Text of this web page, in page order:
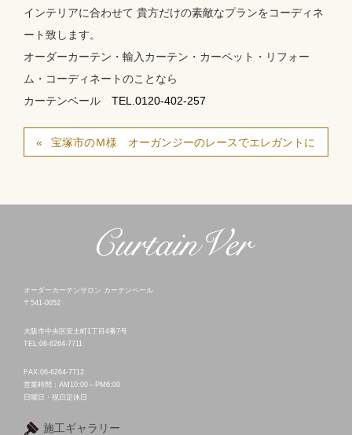
インテリアに合わせて 貴方だけの素敵なプランをコーディネ
ート致します。
オーダーカーテン・輸入カーテン・カーペット・リフォー
ム・コーディネートのことなら
カーテンベール TEL.0120-402-257
宝塚市のＭ様 オーガンジーのレースでエレガントに
オーダーカーテンサロン カーテンベール
〒541-0052
大阪市中央区安土町1丁目4番7号
TEL:06-6264-7711
FAX:06-6264-7712
営業時間：AM10:00～PM6:00
日曜日・祝日定休日
施工ギャラリー